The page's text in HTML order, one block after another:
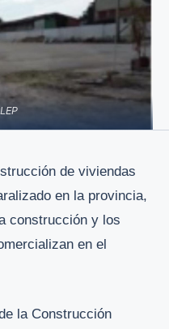
de viviendas
en la provincia,
construcción y los
en el
la Construcción